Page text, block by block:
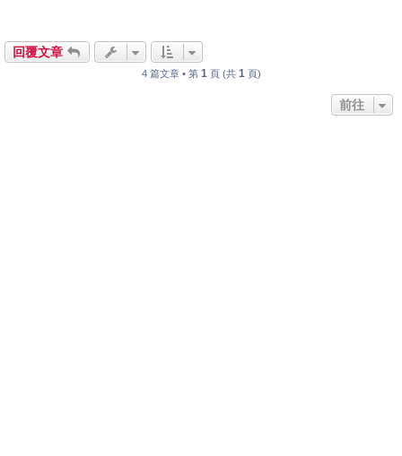
回覆文章
4 篇文章 • 第 1 頁 (共 1 頁)
前往